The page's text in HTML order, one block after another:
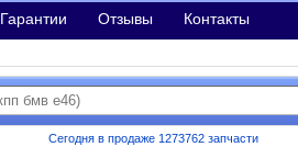
Гарантии Отзывы Контакты
Сегодня в продаже 1273762 запчасти